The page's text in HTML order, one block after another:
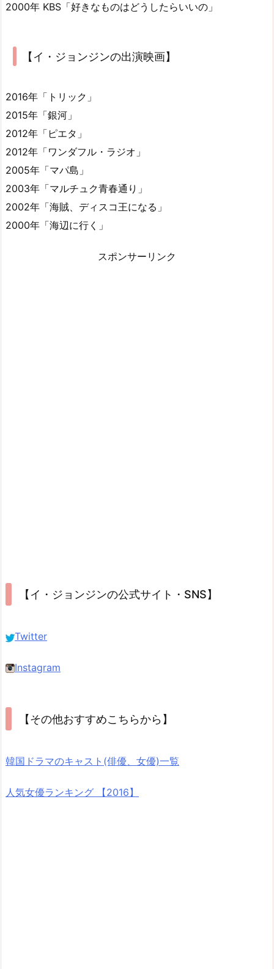
2000年 KBS「好きなものはどうしたらいいの」
【イ・ジョンジンの出演映画】
2016年「トリック」
2015年「銀河」
2012年「ピエタ」
2012年「ワンダフル・ラジオ」
2005年「マパ島」
2003年「マルチュク青春通り」
2002年「海賊、ディスコ王になる」
2000年「海辺に行く」
スポンサーリンク
【イ・ジョンジンの公式サイト・SNS】
Twitter
Instagram
【その他おすすめこちらから】
韓国ドラマのキャスト(俳優、女優)一覧
人気女優ランキング 【2016】